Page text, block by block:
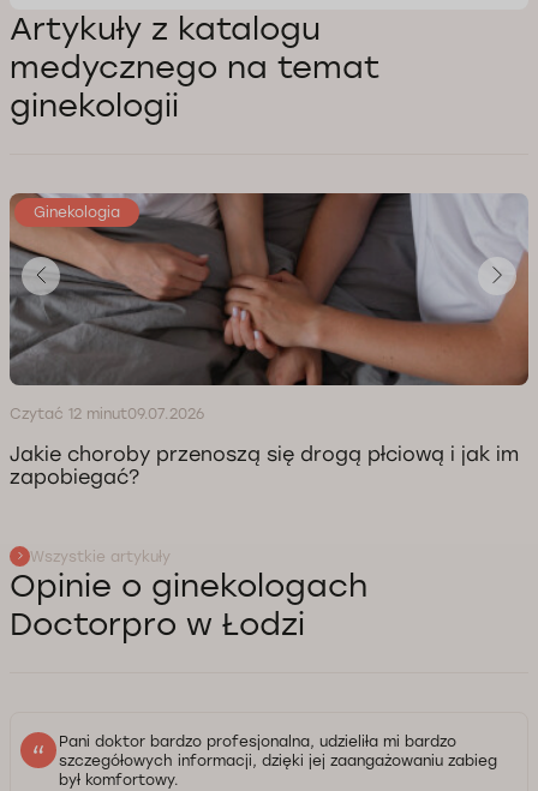
Artykuły z katalogu
medycznego na temat
ginekologii
Ginekologia
Czytać 12 minut09.07.2026
Jakie choroby przenoszą się drogą płciową i jak im
zapobiegać?
Wszystkie artykuły
Opinie o ginekologach
Doctorpro w Łodzi
Pani doktor bardzo profesjonalna, udzieliła mi bardzo
szczegółowych informacji, dzięki jej zaangażowaniu zabieg
był komfortowy.